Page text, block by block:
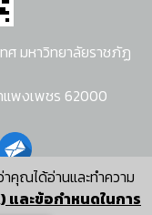
คุณได้อ่านและทำความ
ละข้อกำหนดในการ
ศ มหาวิทยาลัยราชภัฏ
แพงเพชร 62000
ผกา